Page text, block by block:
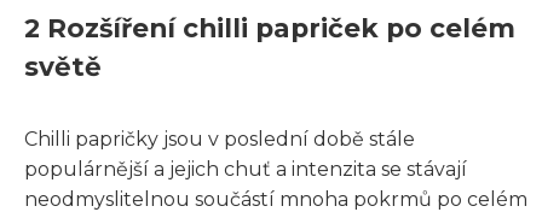
2 Rozšíření chilli papriček po celém
světě
Chilli papričky jsou v poslední době stále
populárnější a jejich chuť a intenzita se stávají
neodmyslitelnou součástí mnoha pokrmů po celém